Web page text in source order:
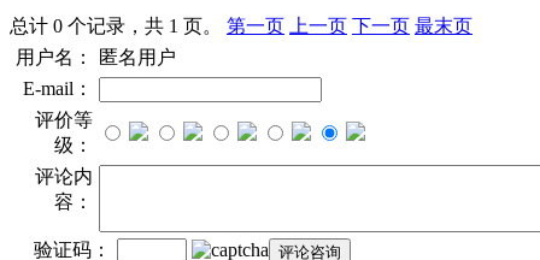
总计 0 个记录，共 1 页。 第一页 上一页 下一页 最末页
用户名：
匿名用户
E-mail：
评价等
级：
评论内
容：
验证码：